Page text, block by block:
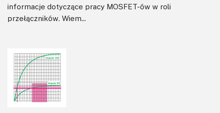
informacje dotyczące pracy MOSFET-ów w roli
przełączników. Wiem...